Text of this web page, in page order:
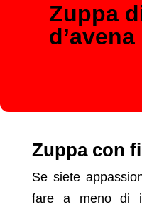
Zuppa
d’avena
Zuppa con
Se siete
fare a meno di